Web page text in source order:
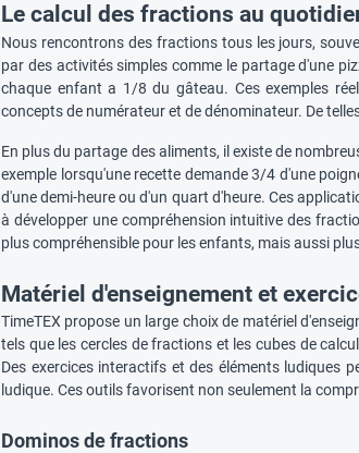
Le calcul des fractions au
Nous rencontrons des fractions tous les jours,
par des activités simples comme le partage d'une
chaque enfant a 1/8 du gâteau. Ces exemples
concepts de numérateur et de dénominateur. De
En plus du partage des aliments, il existe de
exemple lorsqu'une recette demande 3/4 d'une
d'une demi-heure ou d'un quart d'heure. Ces
à développer une compréhension intuitive des
plus compréhensible pour les enfants, mais aussi
Matériel d'enseignement et
TimeTEX propose un large choix de matériel
tels que les cercles de fractions et les cubes de
Des exercices interactifs et des éléments ludiques
ludique. Ces outils favorisent non seulement la
Dominos de fractions